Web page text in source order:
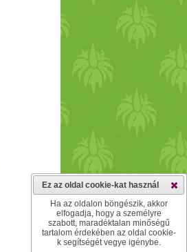
Ez az oldal cookie-kat használ
Ha az oldalon böngészik, akkor
elfogadja, hogy a személyre
szabott, maradéktalan minőségű
tartalom érdekében az oldal cookie-
k segítségét vegye igénybe.